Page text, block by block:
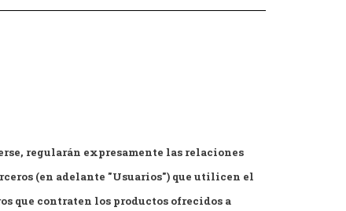
regularán expresamente las relaciones
(en adelante "Usuarios") que utilicen el
que contraten los productos ofrecidos a